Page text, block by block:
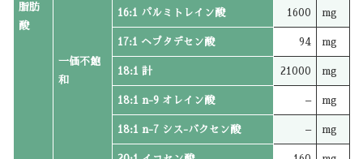
脂肪
酸
一価不飽
和
16:1 パルミトレイン酸 1600 mg
17:1 ヘプタデセン酸 94 mg
18:1 計 21000 mg
18:1 n-9 オレイン酸 – mg
18:1 n-7 シス-バクセン酸 – mg